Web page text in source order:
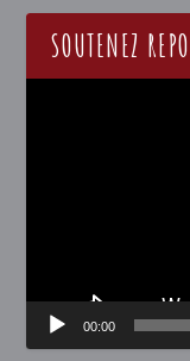
SOUTENEZ
00:00